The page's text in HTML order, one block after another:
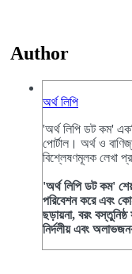
Author
অর্থ লিপি
'অর্থ লিপি ডট কম'
পোর্টাল। অর্থ ও
বিশ্লেষণমূলক লেখা
'অর্থ লিপি ডট কম'
পরিবেশন করে এবং
ছড়ায়না, বরং
নির্দলীয় এবং